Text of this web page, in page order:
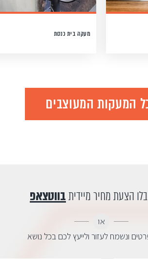
מעקה בית כנסת
המעקות המעוצבים
הצעת מחיר מיידיתבווטצאפ
או
ונשמח לעזור ולייעץ לכם בכל נושא